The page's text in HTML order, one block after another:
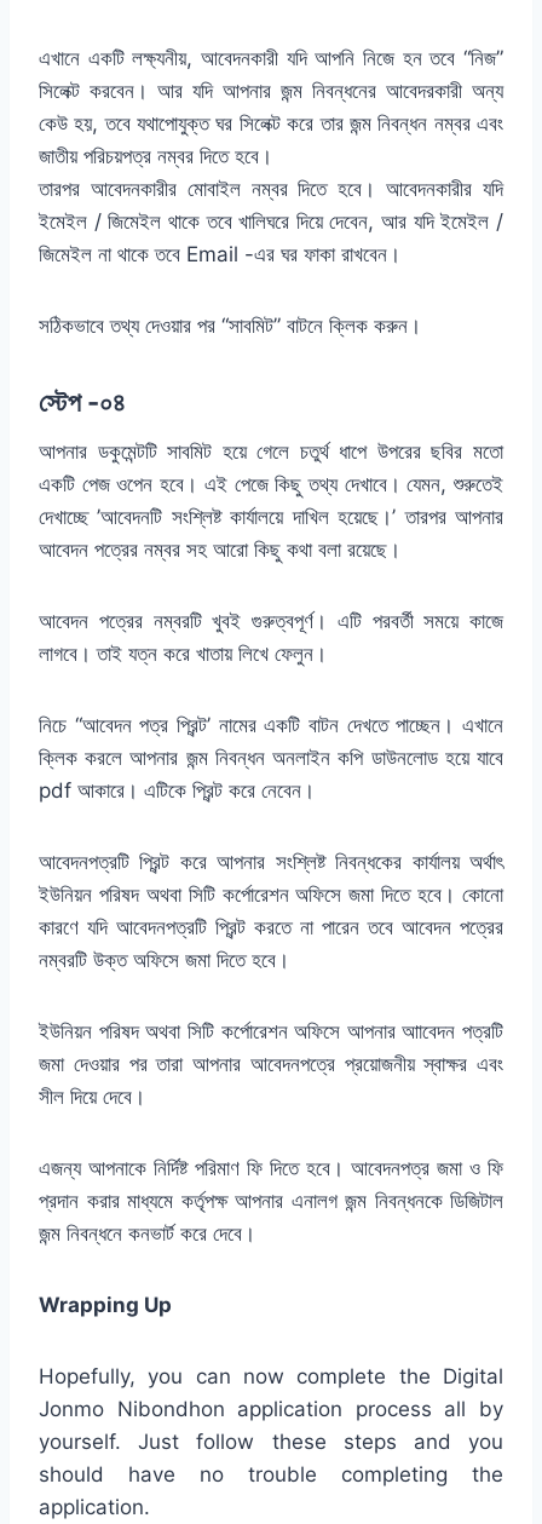
এখানে একটি লক্ষ্যনীয়, আবেদনকারী যদি আপনি নিজে হন তবে “নিজ”
সিলেক্ট করবেন। আর যদি আপনার জন্ম নিবন্ধনের আবেদরকারী অন্য
কেউ হয়, তবে যথাপোযুক্ত ঘর সিলেক্ট করে তার জন্ম নিবন্ধন নম্বর এবং
জাতীয় পরিচয়পত্র নম্বর দিতে হবে।
তারপর আবেদনকারীর মোবাইল নম্বর দিতে হবে। আবেদনকারীর যদি
ইমেইল / জিমেইল থাকে তবে খালিঘরে দিয়ে দেবেন, আর যদি ইমেইল /
জিমেইল না থাকে তবে Email -এর ঘর ফাকা রাখবেন।
সঠিকভাবে তথ্য দেওয়ার পর “সাবমিট” বাটনে ক্লিক করুন।
স্টেপ -০৪
আপনার ডকুমেন্টটি সাবমিট হয়ে গেলে চতুর্থ ধাপে উপরের ছবির মতো
একটি পেজ ওপেন হবে। এই পেজে কিছু তথ্য দেখাবে। যেমন, শুরুতেই
দেখাচ্ছে ’আবেদনটি সংশ্লিষ্ট কার্যালয়ে দাখিল হয়েছে।’ তারপর আপনার
আবেদন পত্রের নম্বর সহ আরো কিছু কথা বলা রয়েছে।
আবেদন পত্রের নম্বরটি খুবই গুরুত্বপূর্ণ। এটি পরবর্তী সময়ে কাজে
লাগবে। তাই যত্ন করে খাতায় লিখে ফেলুন।
নিচে “আবেদন পত্র প্রিন্ট’ নামের একটি বাটন দেখতে পাচ্ছেন। এখানে
ক্লিক করলে আপনার জন্ম নিবন্ধন অনলাইন কপি ডাউনলোড হয়ে যাবে
pdf আকারে। এটিকে প্রিন্ট করে নেবেন।
আবেদনপত্রটি প্রিন্ট করে আপনার সংশ্লিষ্ট নিবন্ধকের কার্যালয় অর্থাৎ
ইউনিয়ন পরিষদ অথবা সিটি কর্পোরেশন অফিসে জমা দিতে হবে। কোনো
কারণে যদি আবেদনপত্রটি প্রিন্ট করতে না পারেন তবে আবেদন পত্রের
নম্বরটি উক্ত অফিসে জমা দিতে হবে।
ইউনিয়ন পরিষদ অথবা সিটি কর্পোরেশন অফিসে আপনার আাবেদন পত্রটি
জমা দেওয়ার পর তারা আপনার আবেদনপত্রে প্রয়োজনীয় স্বাক্ষর এবং
সীল দিয়ে দেবে।
এজন্য আপনাকে নির্দিষ্ট পরিমাণ ফি দিতে হবে। আবেদনপত্র জমা ও ফি
প্রদান করার মাধ্যমে কর্তৃপক্ষ আপনার এনালগ জন্ম নিবন্ধনকে ডিজিটাল
জন্ম নিবন্ধনে কনভার্ট করে দেবে।
Wrapping Up
Hopefully, you can now complete the Digital
Jonmo Nibondhon application process all by
yourself. Just follow these steps and you
should have no trouble completing the
application.